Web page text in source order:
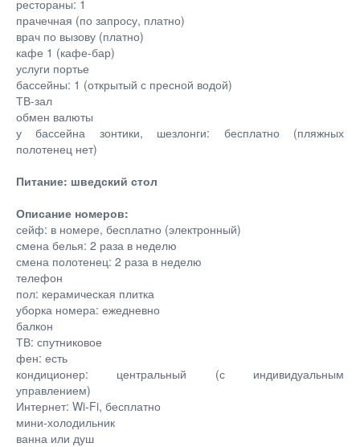
рестораны: 1
прачечная (по запросу, платно)
врач по вызову (платно)
кафе 1 (кафе-бар)
услуги портье
бассейны: 1 (открытый с пресной водой)
ТВ-зал
обмен валюты
у бассейна зонтики, шезлонги: бесплатно (пляжных
полотенец нет)
Питание: шведский стол
Описание номеров:
сейф: в номере, бесплатно (электронный)
смена белья: 2 раза в неделю
смена полотенец: 2 раза в неделю
телефон
пол: керамическая плитка
уборка номера: ежедневно
балкон
ТВ: спутниковое
фен: есть
кондиционер: центральный (с индивидуальным
управлением)
Интернет: Wi-Fi, бесплатно
мини-холодильник
ванна или душ